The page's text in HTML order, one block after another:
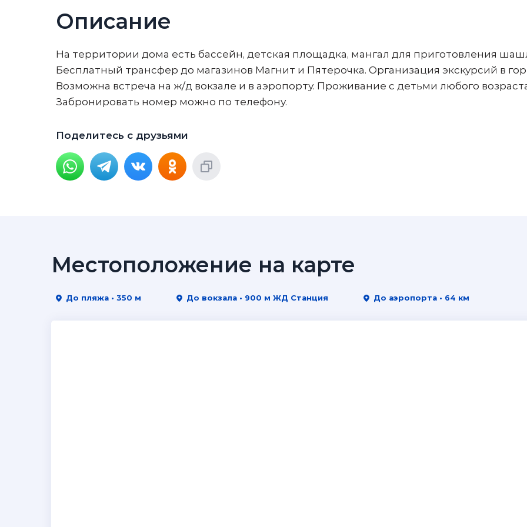
Описание
На территории дома есть бассейн, детская площадка, мангал для приготовления
Бесплатный трансфер до магазинов Магнит и Пятерочка. Организация экскурсий в
Возможна встреча на ж/д вокзале и в аэропорту. Проживание с детьми любого
Забронировать номер можно по телефону.
Поделитесь с друзьями
Местоположение на карте
До пляжа • 350 м До вокзала • 900 м ЖД Станция До аэропорта • 64 км